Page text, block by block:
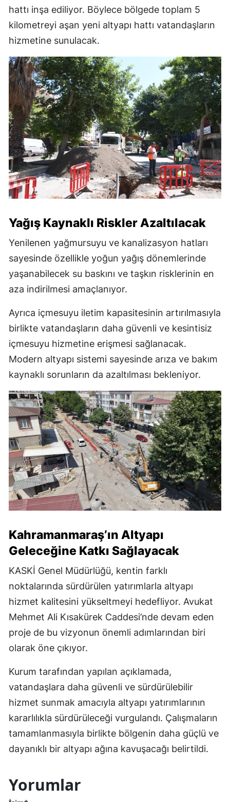
hattı inşa ediliyor. Böylece bölgede toplam 5
kilometreyi aşan yeni altyapı hattı vatandaşların
hizmetine sunulacak.
Yağış Kaynaklı Riskler Azaltılacak
Yenilenen yağmursuyu ve kanalizasyon hatları
sayesinde özellikle yoğun yağış dönemlerinde
yaşanabilecek su baskını ve taşkın risklerinin en
aza indirilmesi amaçlanıyor.
Ayrıca içmesuyu iletim kapasitesinin artırılmasıyla
birlikte vatandaşların daha güvenli ve kesintisiz
içmesuyu hizmetine erişmesi sağlanacak.
Modern altyapı sistemi sayesinde arıza ve bakım
kaynaklı sorunların da azaltılması bekleniyor.
Kahramanmaraş’ın Altyapı
Geleceğine Katkı Sağlayacak
KASKİ Genel Müdürlüğü, kentin farklı
noktalarında sürdürülen yatırımlarla altyapı
hizmet kalitesini yükseltmeyi hedefliyor. Avukat
Mehmet Ali Kısakürek Caddesi’nde devam eden
proje de bu vizyonun önemli adımlarından biri
olarak öne çıkıyor.
Kurum tarafından yapılan açıklamada,
vatandaşlara daha güvenli ve sürdürülebilir
hizmet sunmak amacıyla altyapı yatırımlarının
kararlılıkla sürdürüleceği vurgulandı. Çalışmaların
tamamlanmasıyla birlikte bölgenin daha güçlü ve
dayanıklı bir altyapı ağına kavuşacağı belirtildi.
Yorumlar